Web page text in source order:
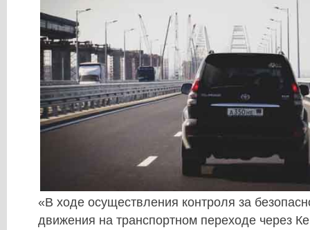
«В ходе осуществления контроля за
движения на транспортном переходе через